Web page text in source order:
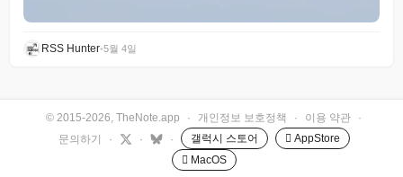
RSS Hunter•5월 4일
© 2015-2026, TheNote.app · 개인정보 보호정책 · 이용 약관
·
문의하기
· · · 갤럭시 스토어
 AppStore
 MacOS